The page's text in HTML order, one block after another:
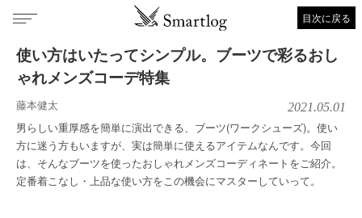
目次に戻る
使い方はいたってシンプル。ブーツで彩るおし
ゃれメンズコーデ特集
藤本健太 2021.05.01
男らしい重厚感を簡単に演出できる、ブーツ(ワークシューズ)。使い
方に迷う方もいますが、実は簡単に使えるアイテムなんです。今回
は、そんなブーツを使ったおしゃれメンズコーディネートをご紹介。
定番着こなし・上品な使い方をこの機会にマスターしていって。